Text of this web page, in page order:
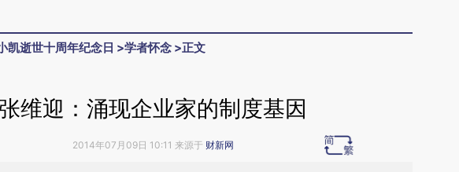
凯逝世十周年纪念日 >学者怀念 >正文
维迎：涌现企业家的制度基因
2014年07月09日 10:11 来源于 财新网